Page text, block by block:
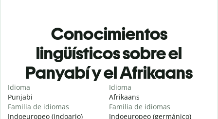
Conocimientos
lingüísticos sobre el
Panyabí y el Afrikaans
Idioma
Punjabi
Familia de idiomas
Indoeuropeo (indoario)
Idioma
Afrikaans
Familia de idiomas
Indoeuropeo (germánico)